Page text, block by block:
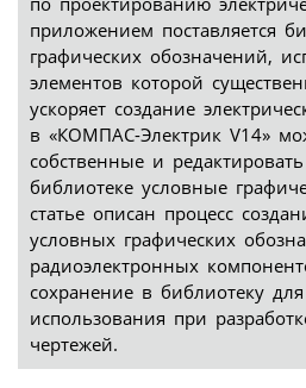
приложением поставляется
графических обозначений,
элементов которой
ускоряет создание
в «КОМПАС-Электрик V14»
собственные и
библиотеке условные
статье описан процесс
условных графических
радиоэлектронных
сохранение в библиотеку
использования при
чертежей.